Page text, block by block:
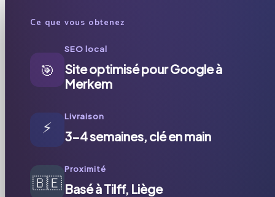
Ce que vous obtenez
🎯
SEO local
Site optimisé pour Google à
Merkem
⚡
Livraison
3-4 semaines, clé en main
🇧🇪
Proximité
Basé à Tilff, Liège